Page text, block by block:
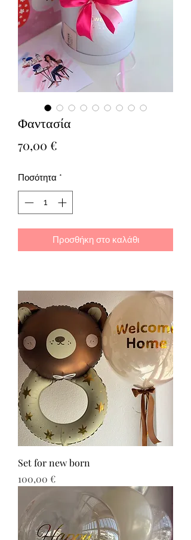
Φαντασία
70,00 €
Ποσότητα *
Προσθήκη στο καλάθι
Set for new born
Τιμή
100,00 €